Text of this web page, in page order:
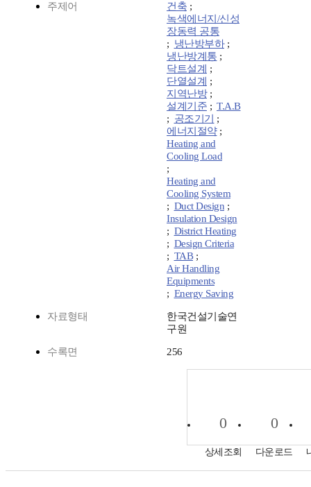
주제어 건축 ;
녹색에너지/신성
장동력 공통
; 냉난방부하;
냉난방계통 ;
닥트설계 ;
단열설계 ;
지역난방;
설계기준 ; T.A.B
; 공조기기
;
에너지절약;
Heating and
Cooling Load
;
Heating and
Cooling System
; Duct Design ;
Insulation Design
; District Heating
; Design Criteria
; TAB;
Air Handling
Equipments
; Energy Saving
자료형태
한국건설기술연
구원
수록면 256
0
상세조회
0
다운로드